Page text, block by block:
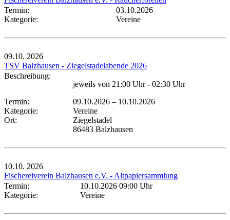
Termin:
03.10.2026
Kategorie:
Vereine
09.10. 2026
TSV Balzhausen - Ziegelstadelabende 2026
Beschreibung:
jeweils von 21:00 Uhr - 02:30 Uhr
Termin:
09.10.2026 – 10.10.2026
Kategorie:
Vereine
Ort:
Ziegelstadel
86483 Balzhausen
10.10. 2026
Fischereiverein Balzhausen e.V. - Altpapiersammlung
Termin:
10.10.2026 09:00 Uhr
Kategorie:
Vereine